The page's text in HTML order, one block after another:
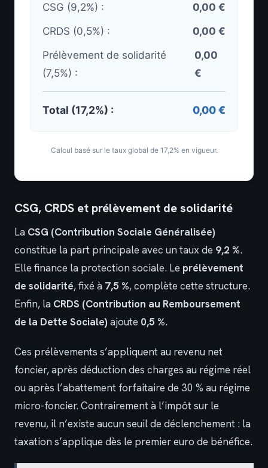
CSG (9,2%) :
0,00 €
CRDS (0,5%) :
0,00 €
Prélèvement de solidarité
(7,5%) :
0,00
€
Total (17,2%) : 0,00 €
Calcul basé sur le taux global de 17,2% en vigueur.
CSG, CRDS et prélèvement de solidarité
La CSG (Contribution Sociale Généralisée)
constitue la part principale avec un taux de 9,2 %.
Elle finance la protection sociale. Le prélèvement
de solidarité, fixé à 7,5 %, complète cette structure.
Enfin, la CRDS (Contribution au Remboursement
de la Dette Sociale) ajoute 0,5 %.
Ces prélèvements s’appliquent au revenu net
foncier, après déduction des charges au régime réel
ou après l’abattement forfaitaire de 30 % au régime
micro-foncier. Contrairement à l’impôt sur le
revenu, il n’existe aucun seuil de déclenchement : la
taxation s’applique dès le premier euro de bénéfice.